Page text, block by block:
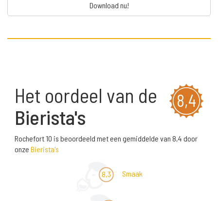
Download nu!
8,4
Het oordeel van de
Bierista's
Rochefort 10 is beoordeeld met een gemiddelde van 8,4 door
onze Bierista's
8,3 Smaak